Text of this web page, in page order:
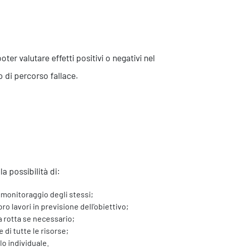
valutare effetti positivi o negativi nel
di percorso fallace.
possibilità di:
degli stessi;
lavori in previsione dell’obiettivo;
rotta se necessario;
di tutte le risorse;
individuale.